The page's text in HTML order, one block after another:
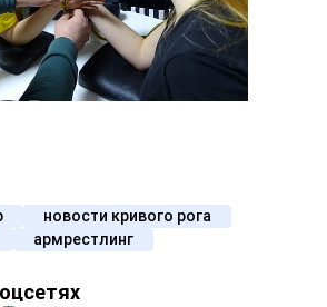
новости кривого рога
армрестлинг